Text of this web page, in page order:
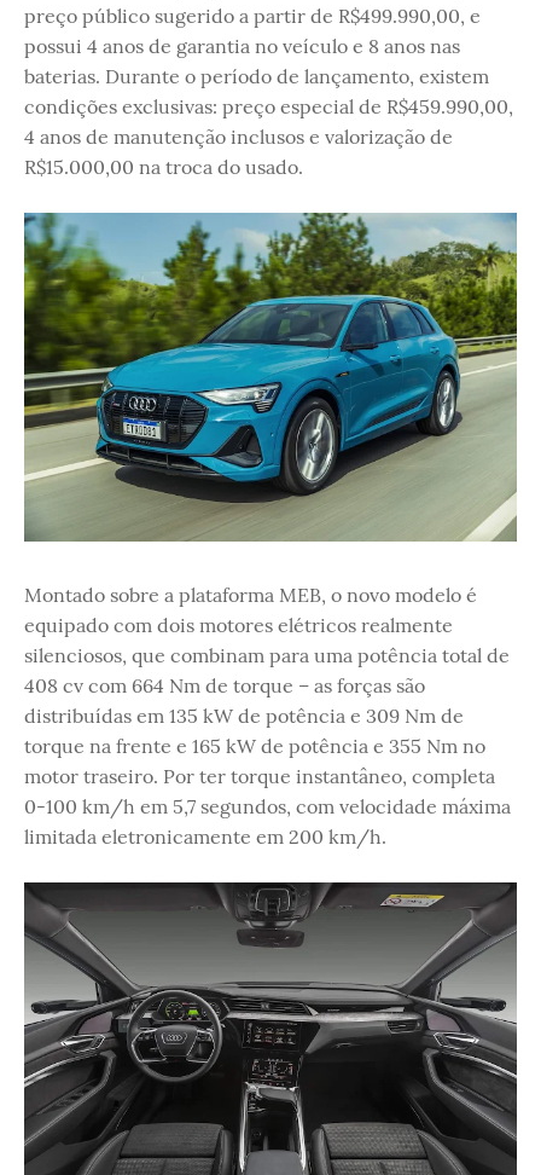
preço público sugerido a partir de R$499.990,00, e
possui 4 anos de garantia no veículo e 8 anos nas
baterias. Durante o período de lançamento, existem
condições exclusivas: preço especial de R$459.990,00,
4 anos de manutenção inclusos e valorização de
R$15.000,00 na troca do usado.
Montado sobre a plataforma MEB, o novo modelo é
equipado com dois motores elétricos realmente
silenciosos, que combinam para uma potência total de
408 cv com 664 Nm de torque – as forças são
distribuídas em 135 kW de potência e 309 Nm de
torque na frente e 165 kW de potência e 355 Nm no
motor traseiro. Por ter torque instantâneo, completa
0-100 km/h em 5,7 segundos, com velocidade máxima
limitada eletronicamente em 200 km/h.